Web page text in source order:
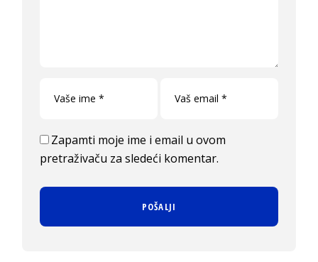
Zapamti moje ime i email u ovom
pretraživaču za sledeći komentar.